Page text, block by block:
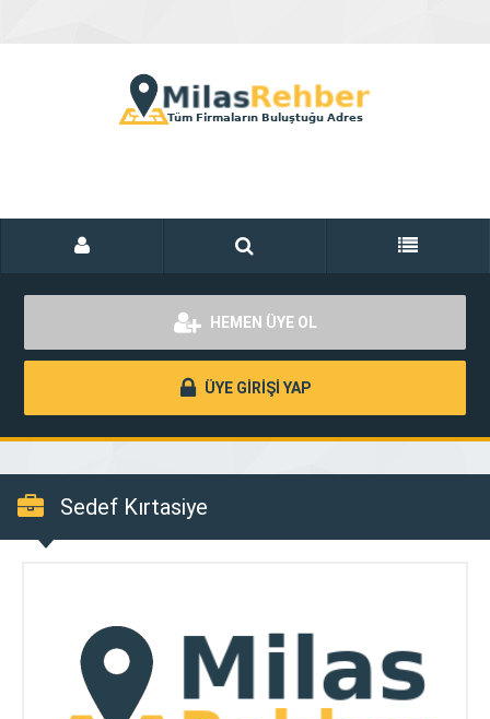
HEMEN ÜYE OL
ÜYE GİRİŞİ YAP
Sedef Kırtasiye